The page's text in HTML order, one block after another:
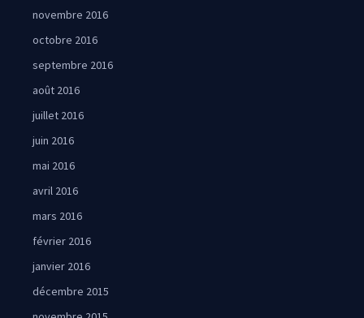
novembre 2016
octobre 2016
septembre 2016
août 2016
juillet 2016
juin 2016
mai 2016
avril 2016
mars 2016
février 2016
janvier 2016
décembre 2015